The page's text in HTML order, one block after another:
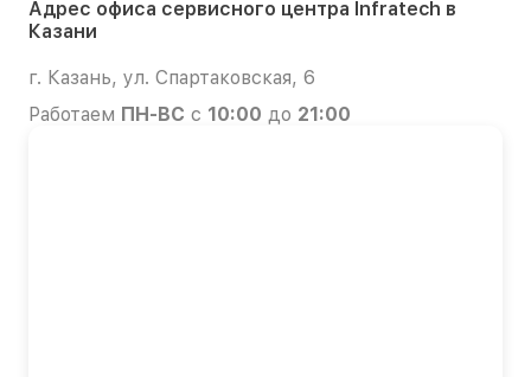
Адрес офиса сервисного центра Infratech в
Казани
г. Казань, ул. Спартаковская, 6
Работаем ПН-ВС с 10:00 до 21:00